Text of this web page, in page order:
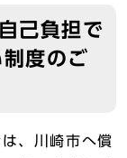
己負担で
度のご
、川崎市へ償